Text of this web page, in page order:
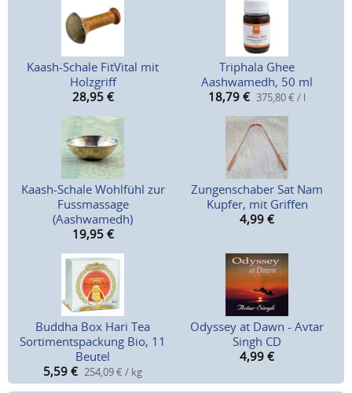
Kaash-Schale FitVital mit
Holzgriff
28,95 €
Triphala Ghee
Aashwamedh, 50 ml
18,79 € 375,80 € / l
Kaash-Schale Wohlfühl zur
Fussmassage
(Aashwamedh)
19,95 €
Zungenschaber Sat Nam
Kupfer, mit Griffen
4,99 €
Buddha Box Hari Tea
Sortimentspackung Bio, 11
Beutel
5,59 € 254,09 € / kg
Odyssey at Dawn - Avtar
Singh CD
4,99 €